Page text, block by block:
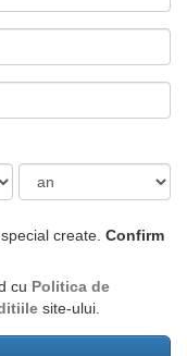
create. Confirm
cu Politica de
site-ului.